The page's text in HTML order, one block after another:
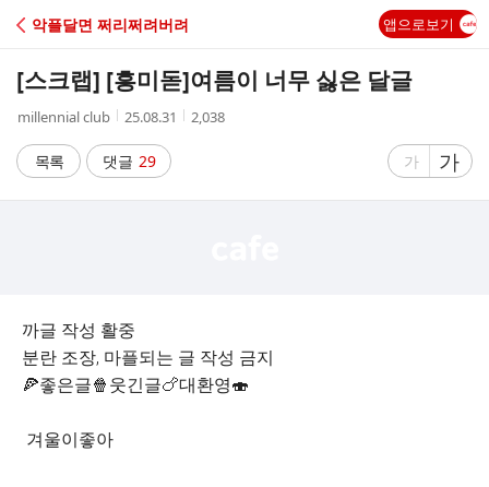
C
A
악플달면 쩌리쩌려버려 앱으로보기
[스크랩] [흥미돋]여름이 너무 싫은 달글
작
자
millennial club
작
시
간
25.08.31
조
2,038
목록 댓글 29
글
가
글
자
가
까글 작성 활중
분란 조장, 마플되는 글 작성 금지
🍕좋은글🍿웃긴글🍗대환영🍣
겨울이좋아